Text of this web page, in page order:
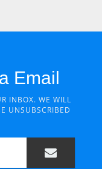
Email
INBOX. WE WILL
UNSUBSCRIBED